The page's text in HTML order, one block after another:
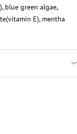
blue green algae,
E), mentha